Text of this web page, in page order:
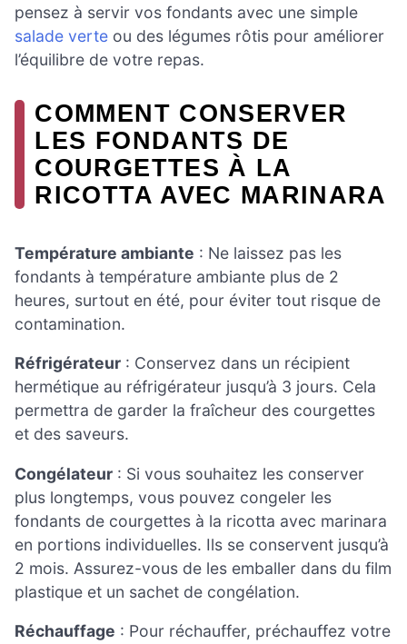
pensez à servir vos fondants avec une simple
salade verte ou des légumes rôtis pour améliorer
l’équilibre de votre repas.
COMMENT CONSERVER
LES FONDANTS DE
COURGETTES À LA
RICOTTA AVEC MARINARA
Température ambiante : Ne laissez pas les
fondants à température ambiante plus de 2
heures, surtout en été, pour éviter tout risque de
contamination.
Réfrigérateur : Conservez dans un récipient
hermétique au réfrigérateur jusqu’à 3 jours. Cela
permettra de garder la fraîcheur des courgettes
et des saveurs.
Congélateur : Si vous souhaitez les conserver
plus longtemps, vous pouvez congeler les
fondants de courgettes à la ricotta avec marinara
en portions individuelles. Ils se conservent jusqu’à
2 mois. Assurez-vous de les emballer dans du film
plastique et un sachet de congélation.
Réchauffage : Pour réchauffer, préchauffez votre